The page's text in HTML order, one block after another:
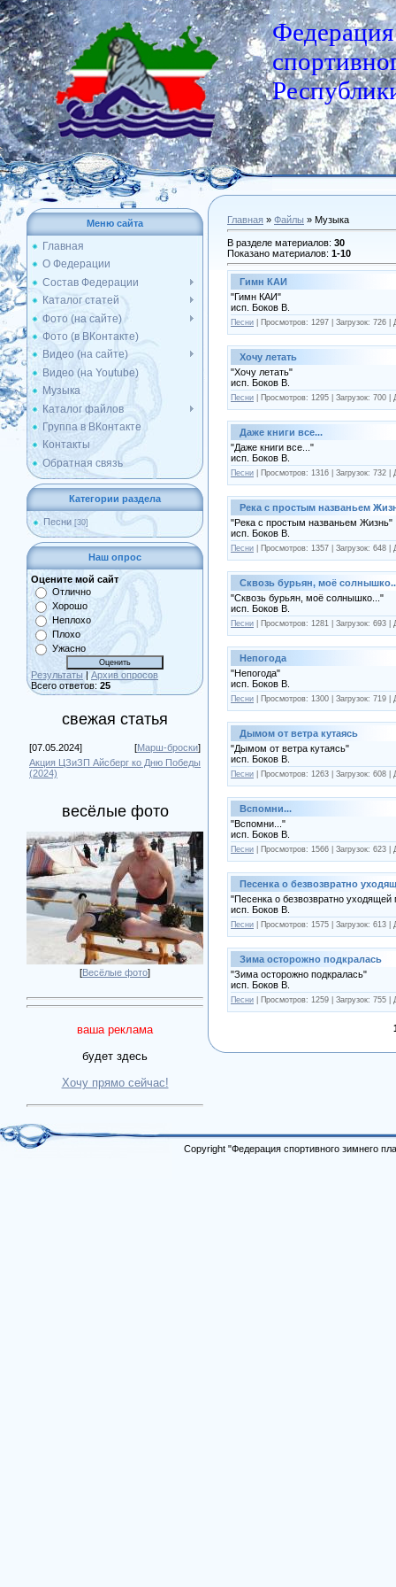
Федерация
Меню сайта
Главная
О Федерации
Состав Федерации
Каталог статей
Фото (на сайте)
Фото (в ВКонтакте)
Видео (на сайте)
Видео (на Youtube)
Музыка
Каталог файлов
Группа в ВКонтакте
Контакты
Обратная связь
Категории раздела
Песни [30]
Наш опрос
Оцените мой сайт
Отлично
Хорошо
Неплохо
Плохо
Ужасно
Результаты | Архив опросов
Всего ответов: 25
свежая статья
[07.05.2024] [Марш-броски]
Акция ЦЗиЗП Айсберг ко Дню Победы
(2024)
весёлые фото
[Весёлые фото]
ваша реклама
будет здесь
Хочу прямо сейчас!
Главная » Файлы » Музыка
В разделе материалов: 30
Показано материалов: 1-10
Гимн КАИ
"Гимн КАИ"
исп. Боков В.
Песни Просмотров: 1297 Загрузок: 726
Хочу летать
"Хочу летать"
исп. Боков В.
Песни Просмотров: 1295 Загрузок: 700
Даже книги все...
"Даже книги все..."
исп. Боков В.
Песни Просмотров: 1316 Загрузок: 732
Река с простым названьем
"Река с простым названьем Жизнь"
исп. Боков В.
Песни Просмотров: 1357 Загрузок: 648
Сквозь бурьян, моё
"Сквозь бурьян, моё солнышко..."
исп. Боков В.
Песни Просмотров: 1281 Загрузок: 693
Непогода
"Непогода"
исп. Боков В.
Песни Просмотров: 1300 Загрузок: 719
Дымом от ветра кутаясь
"Дымом от ветра кутаясь"
исп. Боков В.
Песни Просмотров: 1263 Загрузок: 608
Вспомни...
"Вспомни..."
исп. Боков В.
Песни Просмотров: 1566 Загрузок: 623
Песенка о безвозвратно
"Песенка о безвозвратно уходящей
исп. Боков В.
Песни Просмотров: 1575 Загрузок: 613
Зима осторожно подкралась
"Зима осторожно подкралась"
исп. Боков В.
Песни Просмотров: 1259 Загрузок: 755
Copyright "Федерация спортивного зимнего